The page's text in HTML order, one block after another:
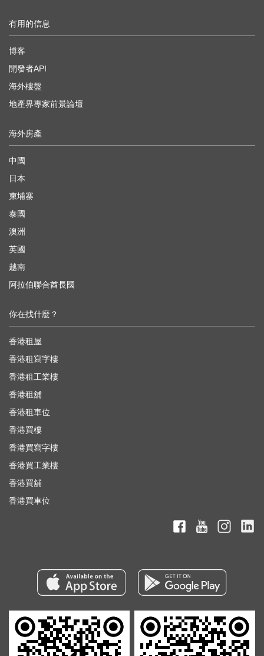
有用的信息
博客
開發者API
海外樓盤
地產界專家前景論壇
海外房產
中國
日本
柬埔寨
泰國
澳洲
英國
越南
阿拉伯聯合酋長國
你在找什麼？
香港租屋
香港租寫字樓
香港租工業樓
香港租舖
香港租車位
香港買樓
香港買寫字樓
香港買工業樓
香港買舖
香港買車位